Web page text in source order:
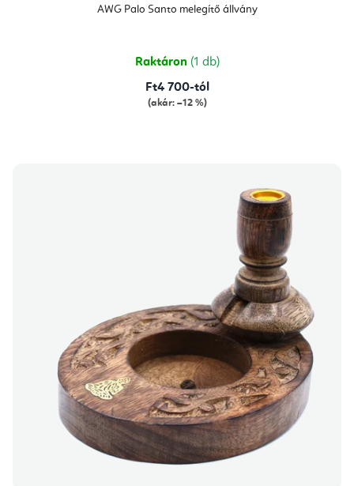
AWG Palo Santo melegítő állvány
Raktáron (1 db)
Ft4 700-tól
(akár: –12 %)